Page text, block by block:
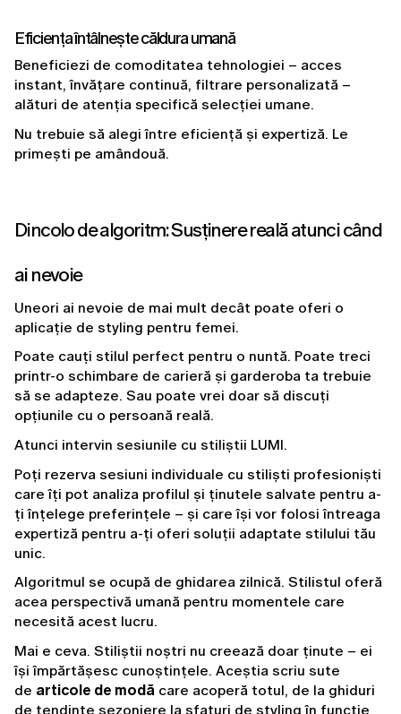
Eficiența întâlnește căldura umană
Beneficiezi de comoditatea tehnologiei – acces
instant, învățare continuă, filtrare personalizată –
alături de atenția specifică selecției umane.
Nu trebuie să alegi între eficiență și expertiză. Le
primești pe amândouă.
Dincolo de algoritm: Susținere reală atunci când
ai nevoie
Uneori ai nevoie de mai mult decât poate oferi o
aplicație de styling pentru femei.
Poate cauți stilul perfect pentru o nuntă. Poate treci
printr-o schimbare de carieră și garderoba ta trebuie
să se adapteze. Sau poate vrei doar să discuți
opțiunile cu o persoană reală.
Atunci intervin sesiunile cu stiliștii LUMI.
Poți rezerva sesiuni individuale cu stiliști profesioniști
care îți pot analiza profilul și ținutele salvate pentru a-
ți înțelege preferințele – și care își vor folosi întreaga
expertiză pentru a-ți oferi soluții adaptate stilului tău
unic.
Algoritmul se ocupă de ghidarea zilnică. Stilistul oferă
acea perspectivă umană pentru momentele care
necesită acest lucru.
Mai e ceva. Stiliștii noștri nu creează doar ținute – ei
își împărtășesc cunoștințele. Aceștia scriu sute
de articole de modă care acoperă totul, de la ghiduri
de tendințe sezoniere la sfaturi de styling în funcție